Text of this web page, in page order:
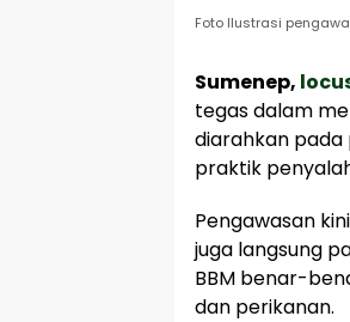
Foto Ilustrasi
Sumenep,
tegas dalam
diarahkan
praktik
Pengawasan
juga langsung
BBM benar-
dan perikanan.